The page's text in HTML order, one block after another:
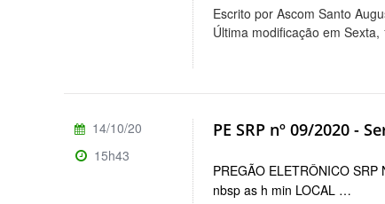
Escrito por Ascom Santo
Última modificação em
PE SRP nº 09/2020 -
PREGÃO ELETRÔNICO
nbsp as h min LOCAL …
14/10/20
15h43